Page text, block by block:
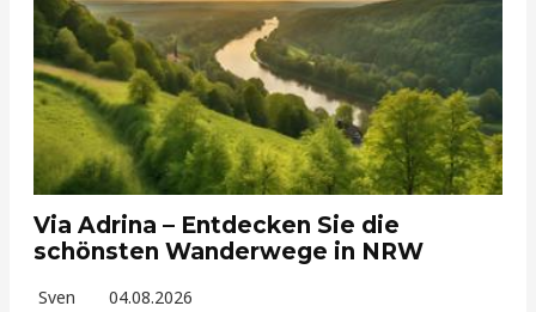
Via Adrina – Entdecken Sie die
schönsten Wanderwege in NRW
Sven 04.08.2026